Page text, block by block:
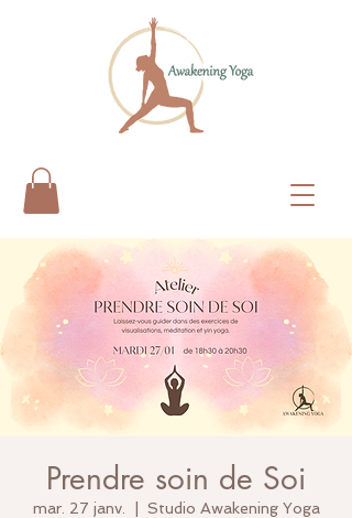
Prendre soin de Soi
mar. 27 janv. Studio Awakening Yoga